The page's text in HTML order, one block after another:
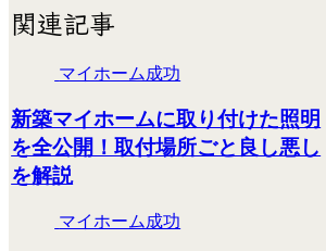
関連記事
マイホーム成功
新築マイホームに取り付けた照明
を全公開！取付場所ごと良し悪し
を解説
マイホーム成功